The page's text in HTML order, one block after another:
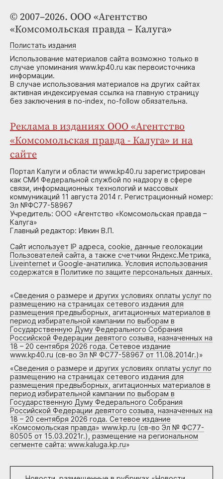
© 2007–2026. ООО «Агентство
«Комсомольская правда – Калуга»
Полистать издания
Использование материалов сайта возможно только в
случае упоминания www.kp40.ru как первоисточника
информации.
В случае использования материалов на других сайтах
активная индексируемая ссылка на главную страницу
без заключения в no-index, no-follow обязательна.
Реклама в изданиях ООО «Агентство
«Комсомольская правда - Калуга» и на
сайте
Портал Калуги и области www.kp40.ru зарегистрирован
как СМИ Федеральной службой по надзору в сфере
связи, информационных технологий и массовых
коммуникаций 11 августа 2014 г. Регистрационный номер:
Эл №ФС77-58967
Учредитель: ООО «Агентство «Комсомольская правда –
Калуга»
Главный редактор: Ивкин В.П.
Сайт использует IP адреса, cookie, данные геолокации
Пользователей сайта, а также счетчики Яндекс.Метрика,
Liveinternet и Google-анатилика. Условия использования
содержатся в Политике по защите персональных данных.
«Сведения о размере и других условиях оплаты услуг по
размещению на страницах сетевого издания для
размещения предвыборных, агитационных материалов в
период избирательной кампании по выборам в
Государственную Думу Федерального Собрания
Российской Федерации девятого созыва, назначенных на
18 – 20 сентября 2026 года. Сетевое издание
www.kp40.ru (св-во Эл № ФС77-58967 от 11.08.2014г.)»
«Сведения о размере и других условиях оплаты услуг по
размещению на страницах сетевого издания для
размещения предвыборных, агитационных материалов в
период избирательной кампании по выборам в
Государственную Думу Федерального Собрания
Российской Федерации девятого созыва, назначенных на
18 – 20 сентября 2026 года. Сетевое издание
«Комсомольская правда» www.kp.ru (св-во Эл № ФС77-
80505 от 15.03.2021г.), размещение на региональном
сегменте сайта: www.kaluga.kp.ru»